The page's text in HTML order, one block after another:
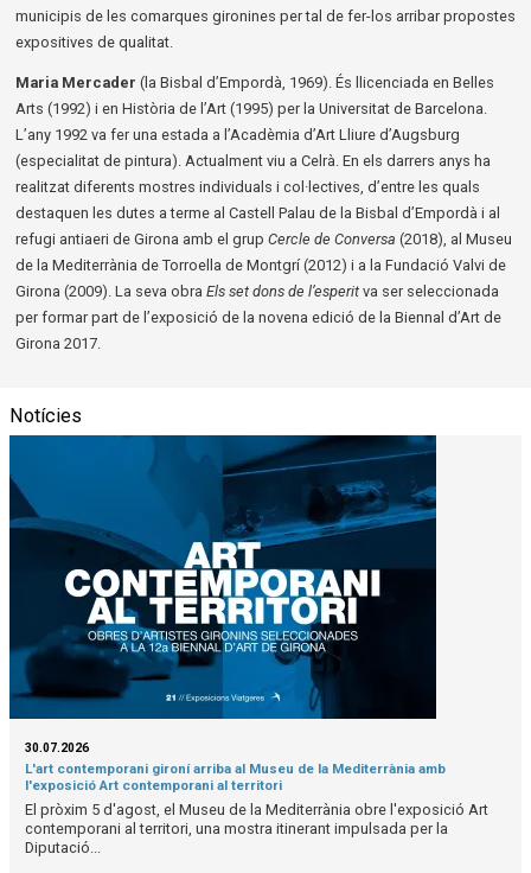
municipis de les comarques gironines per tal de fer-los arribar propostes
expositives de qualitat.
Maria Mercader (la Bisbal d’Empordà, 1969). És llicenciada en Belles
Arts (1992) i en Història de l’Art (1995) per la Universitat de Barcelona.
L’any 1992 va fer una estada a l’Acadèmia d’Art Lliure d’Augsburg
(especialitat de pintura). Actualment viu a Celrà. En els darrers anys ha
realitzat diferents mostres individuals i col·lectives, d’entre les quals
destaquen les dutes a terme al Castell Palau de la Bisbal d’Empordà i al
refugi antiaeri de Girona amb el grup Cercle de Conversa (2018), al Museu
de la Mediterrània de Torroella de Montgrí (2012) i a la Fundació Valvi de
Girona (2009). La seva obra Els set dons de l’esperit va ser seleccionada
per formar part de l’exposició de la novena edició de la Biennal d’Art de
Girona 2017.
Notícies
30.07.2026
L'art contemporani gironí arriba al Museu de la Mediterrània amb
l'exposició Art contemporani al territori
El pròxim 5 d'agost, el Museu de la Mediterrània obre l'exposició Art
contemporani al territori, una mostra itinerant impulsada per la
Diputació...